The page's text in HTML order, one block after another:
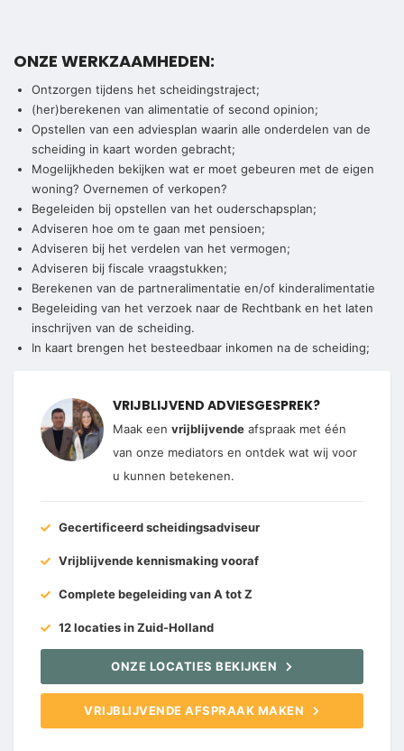
ONZE WERKZAAMHEDEN:
Ontzorgen tijdens het scheidingstraject;
(her)berekenen van alimentatie of second opinion;
Opstellen van een adviesplan waarin alle onderdelen van de
scheiding in kaart worden gebracht;
Mogelijkheden bekijken wat er moet gebeuren met de eigen
woning? Overnemen of verkopen?
Begeleiden bij opstellen van het ouderschapsplan;
Adviseren hoe om te gaan met pensioen;
Adviseren bij het verdelen van het vermogen;
Adviseren bij fiscale vraagstukken;
Berekenen van de partneralimentatie en/of kinderalimentatie
Begeleiding van het verzoek naar de Rechtbank en het laten
inschrijven van de scheiding.
In kaart brengen het besteedbaar inkomen na de scheiding;
VRIJBLIJVEND ADVIESGESPREK?
Maak een vrijblijvende afspraak met één
van onze mediators en ontdek wat wij voor
u kunnen betekenen.
Gecertificeerd scheidingsadviseur
Vrijblijvende kennismaking vooraf
Complete begeleiding van A tot Z
12 locaties in Zuid-Holland
ONZE LOCATIES BEKIJKEN
VRIJBLIJVENDE AFSPRAAK MAKEN